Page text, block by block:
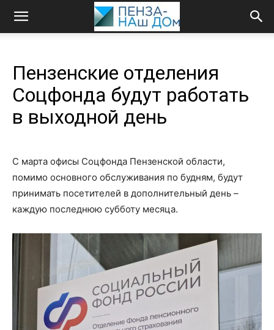
Пензенские отделения
Соцфонда будут работать
в выходной день
С марта офисы Соцфонда Пензенской области,
помимо основного обслуживания по будням, будут
принимать посетителей в дополнительный день –
каждую последнюю субботу месяца.